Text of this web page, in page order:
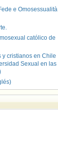
e Omosessualità
católico de
y cristianos en Chile
Sexual en las